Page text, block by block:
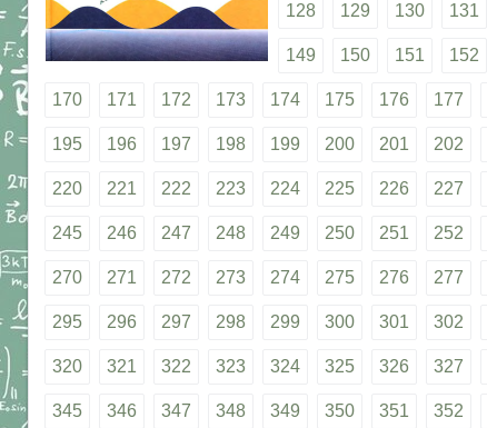
128 129 130 131
149 150 151 152
170 171 172 173 174 175 176 177
195 196 197 198 199 200 201 202
220 221 222 223 224 225 226 227
245 246 247 248 249 250 251 252
270 271 272 273 274 275 276 277
295 296 297 298 299 300 301 302
320 321 322 323 324 325 326 327
345 346 347 348 349 350 351 352